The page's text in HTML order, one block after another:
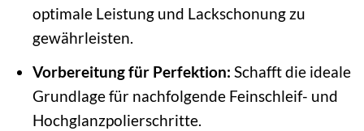
optimale Leistung und Lackschonung zu
gewährleisten.
Vorbereitung für Perfektion: Schafft die ideale
Grundlage für nachfolgende Feinschleif- und
Hochglanzpolierschritte.